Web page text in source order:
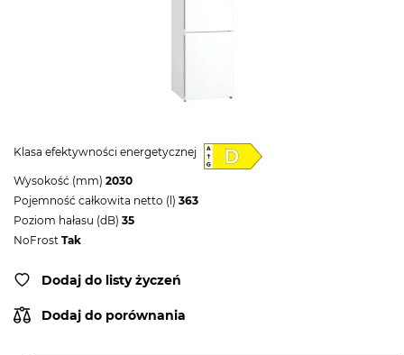
Klasa efektywności energetycznej
Wysokość (mm) 2030
Pojemność całkowita netto (l) 363
Poziom hałasu (dB) 35
NoFrost Tak
Dodaj do listy życzeń
Dodaj do porównania